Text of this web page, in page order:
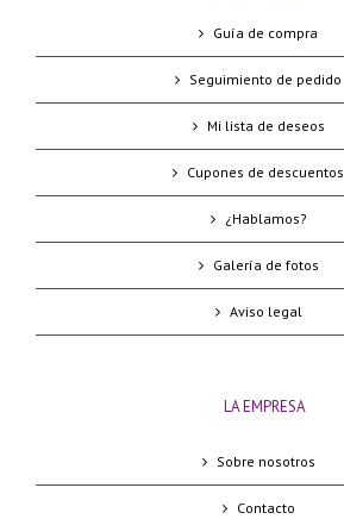
Guía de compra
Seguimiento de pedido
Mi lista de deseos
Cupones de descuentos
¿Hablamos?
Galería de fotos
Aviso legal
LA EMPRESA
Sobre nosotros
Contacto